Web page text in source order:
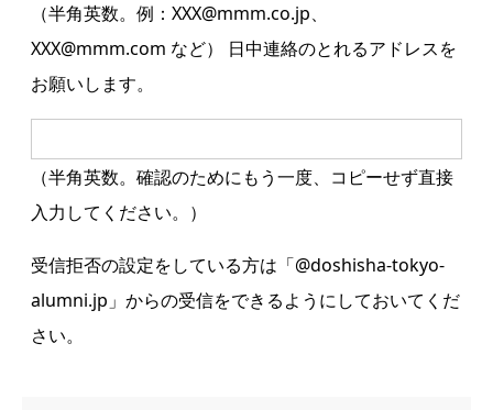
（半角英数。例：XXX@mmm.co.jp、
XXX@mmm.com など） 日中連絡のとれるアドレスを
お願いします。
（半角英数。確認のためにもう一度、コピーせず直接
入力してください。）
受信拒否の設定をしている方は「@doshisha-tokyo-
alumni.jp」からの受信をできるようにしておいてくだ
さい。